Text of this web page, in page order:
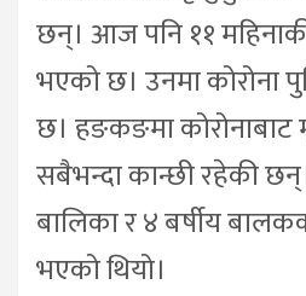
छन्। आज पनि ११
भएको छ। उनमा कोरोना
छ। हङकङमा कोरोनाबाट
सबैभन्दा कान्छी रहेकी
बालिका र ४ बर्षीय
भएको थियो।